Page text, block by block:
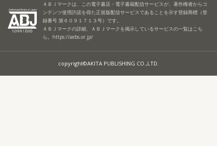
ＡＢＪマークは、この電子書店・電子書籍配信サービスが、著作権者からコ
ンテンツ使用許諾を得た正規版配信サービスであることを示す登録商標（登
録番号 第６０９１７１３号）です。
ＡＢＪマークの詳細、ＡＢＪマークを掲示しているサービスの一覧はこち
ら。 https://aebs.or.jp/
copyright©AKITA PUBLISHING CO.,LTD.